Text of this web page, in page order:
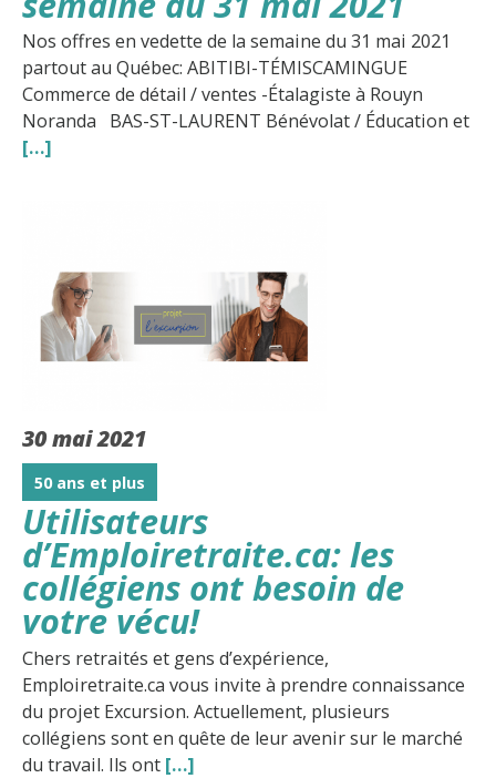
Nos offres en vedette de la semaine du 31 mai 2021
partout au Québec: ABITIBI-TÉMISCAMINGUE
Commerce de détail / ventes -Étalagiste à Rouyn
Noranda BAS-ST-LAURENT Bénévolat / Éducation et
[…]
30 mai 2021
50 ans et plus
Utilisateurs
d’Emploiretraite.ca: les
collégiens ont besoin de
votre vécu!
Chers retraités et gens d’expérience,
Emploiretraite.ca vous invite à prendre connaissance
du projet Excursion. Actuellement, plusieurs
collégiens sont en quête de leur avenir sur le marché
du travail. Ils ont […]